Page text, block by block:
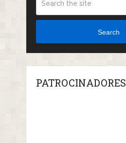
Search
PATROCINADORES